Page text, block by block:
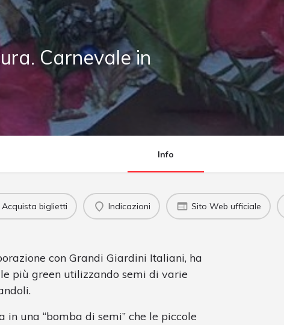
Carnevale in
Info
Acquista biglietti Indicazioni Sito Web ufficiale
con Grandi Giardini Italiani, ha
più green utilizzando semi di varie
in una “bomba di semi” che le piccole